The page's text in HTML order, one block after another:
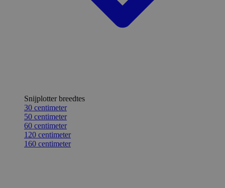
Snijplotter breedtes
30 centimeter
50 centimeter
60 centimeter
120 centimeter
160 centimeter